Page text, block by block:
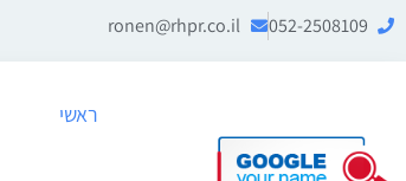
052-2508109
ronen@rhpr.co.il
ראשי